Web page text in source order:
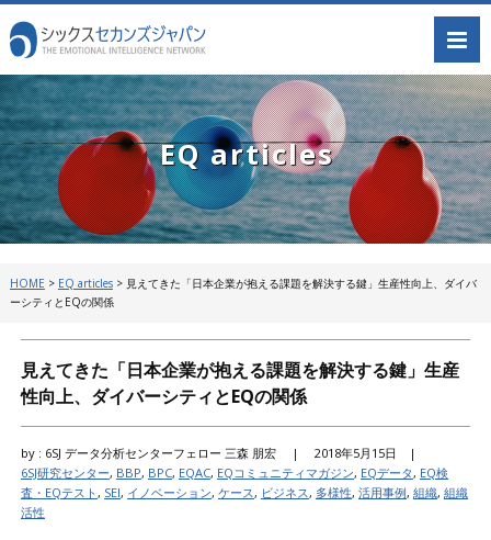
EQ articles
HOME > EQ articles> 見えてきた「日本企業が抱える課題を解決する鍵」生産性向上、ダイバ
ーシティとEQの関係
見えてきた「日本企業が抱える課題を解決する鍵」生産
性向上、ダイバーシティとEQの関係
by : 6SJ データ分析センターフェロー 三森 朋宏 |
2018年5月15日 |
6SJ研究センター, BBP, BPC, EQAC, EQコミュニティマガジン, EQデータ, EQ検
査・EQテスト, SEI, イノベーション, ケース, ビジネス, 多様性, 活用事例, 組織, 組織
活性